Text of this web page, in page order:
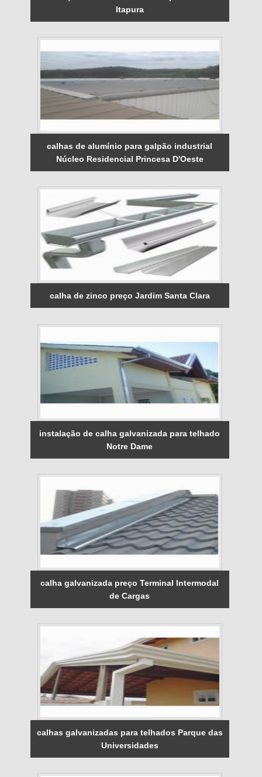
Itapura
calhas de alumínio para galpão industrial
Núcleo Residencial Princesa D'Oeste
calha de zinco preço Jardim Santa Clara
instalação de calha galvanizada para telhado
Notre Dame
calha galvanizada preço Terminal Intermodal
de Cargas
calhas galvanizadas para telhados Parque das
Universidades